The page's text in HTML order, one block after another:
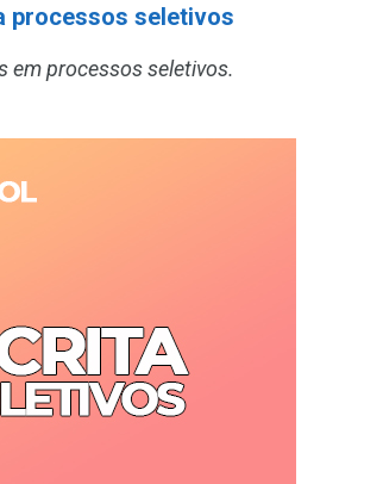
processos seletivos
em processos seletivos.